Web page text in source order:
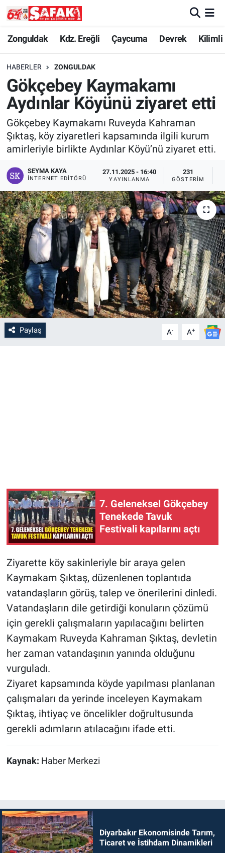
Zonguldak Kdz. Ereğli Çaycuma Devrek Kilimli
HABERLER ZONGULDAK
Gökçebey Kaymakamı
Aydınlar Köyünü ziyaret etti
Gökçebey Kaymakamı Ruveyda Kahraman
Şıktaş, köy ziyaretleri kapsamında ilgili kurum
amirleriyle birlikte Aydınlar Köyü’nü ziyaret etti.
SEYMA KAYA
İNTERNET EDITÖRÜ
27.11.2025 - 16:40
YAYINLANMA
231
GÖSTERIM
Paylaş A- A+
7. Geleneksel Gökçebey
Tenekede Tavuk
Festivali kapılarını açtı
Ziyarette köy sakinleriyle bir araya gelen
Kaymakam Şıktaş, düzenlenen toplantıda
vatandaşların görüş, talep ve önerilerini dinledi.
Vatandaşların dile getirdiği konuların çözümü
için gerekli çalışmaların yapılacağını belirten
Kaymakam Ruveyda Kahraman Şıktaş, devletin
her zaman vatandaşının yanında olduğunu
vurguladı.
Ziyaret kapsamında köyde yapılması planlanan
çalışmaları da yerinde inceleyen Kaymakam
Şıktaş, ihtiyaç ve öncelikler doğrultusunda
gerekli adımların atılacağını ifade etti.
Kaynak: Haber Merkezi
Diyarbakır Ekonomisinde Tarım,
Ticaret ve İstihdam Dinamikleri
Zonguldak
Kdz. Ereğli
Çaycuma
Kilimli
Asayiş
Spor
Resmi İlan
Zonguldak Nöbetçi Eczaneler
Zonguldak Hava Durumu
Zonguldak Namaz Vakitleri
Zonguldak Trafik Yoğunluk Haritası
Süper Lig Puan Durumu ve Fikstür
Tüm Manşetler
Son Dakika Haberleri
Haber Arşivi